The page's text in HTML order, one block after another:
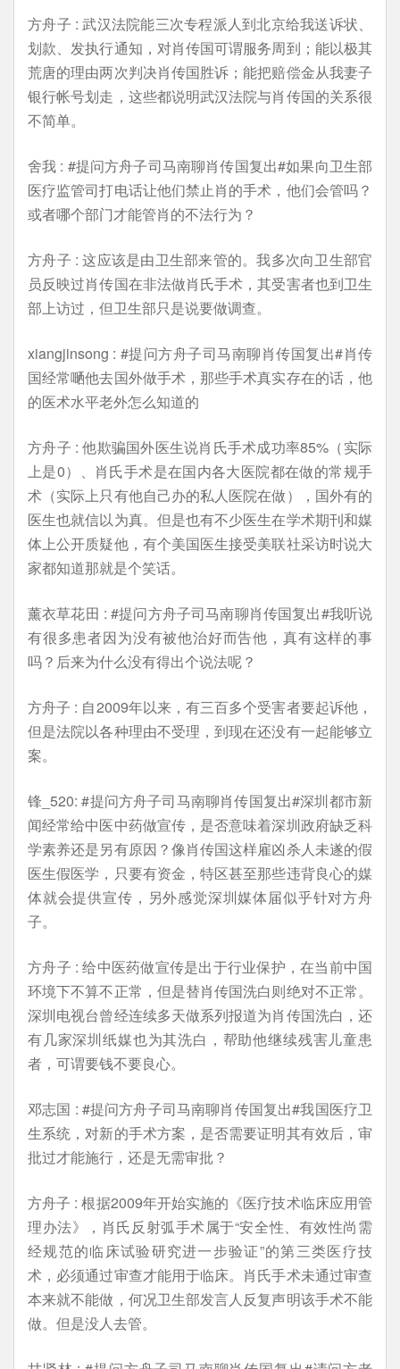
方舟子 : 武汉法院能三次专程派人到北京给我送诉状、
划款、发执行通知，对肖传国可谓服务周到；能以极其
荒唐的理由两次判决肖传国胜诉；能把赔偿金从我妻子
银行帐号划走，这些都说明武汉法院与肖传国的关系很
不简单。
舍我 : #提问方舟子司马南聊肖传国复出#如果向卫生部
医疗监管司打电话让他们禁止肖的手术，他们会管吗？
或者哪个部门才能管肖的不法行为？
方舟子 : 这应该是由卫生部来管的。我多次向卫生部官
员反映过肖传国在非法做肖氏手术，其受害者也到卫生
部上访过，但卫生部只是说要做调查。
xiangjinsong : #提问方舟子司马南聊肖传国复出#肖传
国经常嗮他去国外做手术，那些手术真实存在的话，他
的医术水平老外怎么知道的
方舟子 : 他欺骗国外医生说肖氏手术成功率85%（实际
上是0）、肖氏手术是在国内各大医院都在做的常规手
术（实际上只有他自己办的私人医院在做），国外有的
医生也就信以为真。但是也有不少医生在学术期刊和媒
体上公开质疑他，有个美国医生接受美联社采访时说大
家都知道那就是个笑话。
薰衣草花田 : #提问方舟子司马南聊肖传国复出#我听说
有很多患者因为没有被他治好而告他，真有这样的事
吗？后来为什么没有得出个说法呢？
方舟子 : 自2009年以来，有三百多个受害者要起诉他，
但是法院以各种理由不受理，到现在还没有一起能够立
案。
锋_520: #提问方舟子司马南聊肖传国复出#深圳都市新
闻经常给中医中药做宣传，是否意味着深圳政府缺乏科
学素养还是另有原因？像肖传国这样雇凶杀人未遂的假
医生假医学，只要有资金，特区甚至那些违背良心的媒
体就会提供宣传，另外感觉深圳媒体届似乎针对方舟
子。
方舟子 : 给中医药做宣传是出于行业保护，在当前中国
环境下不算不正常，但是替肖传国洗白则绝对不正常。
深圳电视台曾经连续多天做系列报道为肖传国洗白，还
有几家深圳纸媒也为其洗白，帮助他继续残害儿童患
者，可谓要钱不要良心。
邓志国 : #提问方舟子司马南聊肖传国复出#我国医疗卫
生系统，对新的手术方案，是否需要证明其有效后，审
批过才能施行，还是无需审批？
方舟子 : 根据2009年开始实施的《医疗技术临床应用管
理办法》，肖氏反射弧手术属于“安全性、有效性尚需
经规范的临床试验研究进一步验证”的第三类医疗技
术，必须通过审查才能用于临床。肖氏手术未通过审查
本来就不能做，何况卫生部发言人反复声明该手术不能
做。但是没人去管。